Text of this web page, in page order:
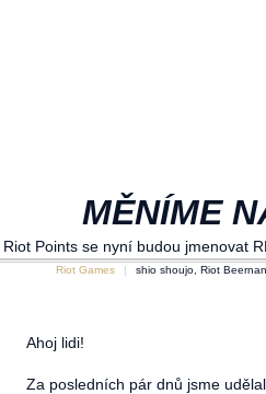
MĚNÍME
Riot Points se nyní budou jmenovat
Riot Games shio shoujo, Riot
Ahoj lidi!
Za posledních pár dnů jsme